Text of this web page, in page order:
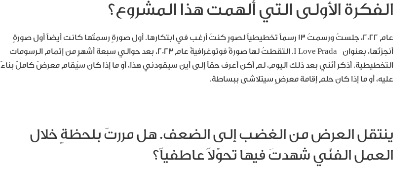
الفكرة الأولى التي ألهمت هذا المشروع؟
عام ٢٠٢٢، جلستُ ورسمتُ ١٣ رسماً تخطيطياً لصورٍ كنتُ أرغب في ابتكارها. أول صورةٍ رسمتُها كانت أيضاً أول صورةٍ
أنجزتُها، بعنوان I Love Prada. التقطتُ لها صورةً فوتوغرافيةً عام ٢٠٢٣، بعد حوالي سبعة أشهرٍ من إتمام الرسومات
التخطيطية. أذكر أنّني بعد ذلك اليوم، لم أكن أعرف حقاً إلى أين سيقودني هذا، أو ما إذا كان سيُقام معرضٌ كاملٌ بناءً
عليه، أو ما إذا كان حلم إقامة معرضٍ سيتلاشى ببساطة.
ينتقل العرض من الغضب إلى الضعف. هل مررتَ بلحظةٍ خلال
العمل الفنّي شهدتَ فيها تحوّلاً عاطفياً؟